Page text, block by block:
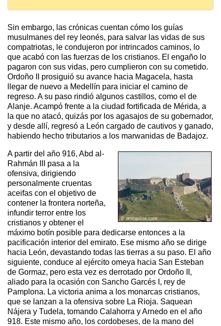
Sin embargo, las crónicas cuentan cómo los guías
musulmanes del rey leonés, para salvar las vidas de sus
compatriotas, le condujeron por intrincados caminos, lo
que acabó con las fuerzas de los cristianos. El engaño lo
pagaron con sus vidas, pero cumplieron con su cometido.
Ordoño II prosiguió su avance hacia Magacela, hasta
llegar de nuevo a Medellín para iniciar el camino de
regreso. A su paso rindió algunos castillos, como el de
Alanje. Acampó frente a la ciudad fortificada de Mérida, a
la que no atacó, quizás por los agasajos de su gobernador,
y desde allí, regresó a León cargado de cautivos y ganado,
habiendo hecho tributarios a los marwanidas de Badajoz.
A partir del año 916, Abd al-
Rahmán III pasa a la
ofensiva, dirigiendo
personalmente cruentas
aceifas con el objetivo de
contener la frontera norteña,
infundir terror entre los
cristianos y obtener el
máximo botín posible para dedicarse entonces a la
pacificación interior del emirato. Ese mismo año se dirige
hacia León, devastando todas las tierras a su paso. El año
siguiente, conduce al ejército omeya hacia San Esteban
de Gormaz, pero esta vez es derrotado por Ordoño II,
aliado para la ocasión con Sancho Garcés I, rey de
Pamplona. La victoria anima a los monarcas cristianos,
que se lanzan a la ofensiva sobre La Rioja. Saquean
Nájera y Tudela, tomando Calahorra y Arnedo en el año
918. Este mismo año, los cordobeses, de la mano del